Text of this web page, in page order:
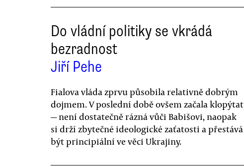
Do vládní politiky se vkrádá
bezradnost
Jiří Pehe
Fialova vláda zprvu působila relativně dobrým
dojmem. V poslední době ovšem začala klopýtat
— není dostatečně rázná vůči Babišovi, naopak
si drží zbytečné ideologické zaťatosti a přestává
být principiální ve věci Ukrajiny.